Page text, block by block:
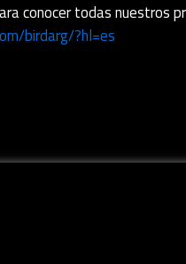
conocer todas nuestros
birdarg/?hl=es